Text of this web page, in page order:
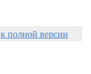
к полной версии